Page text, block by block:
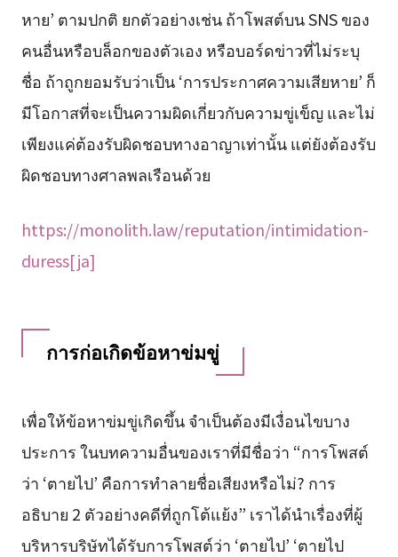
หาย’ ตามปกติ ยกตัวอย่างเช่น ถ้าโพสต์บน SNS ของ
คนอื่นหรือบล็อกของตัวเอง หรือบอร์ดข่าวที่ไม่ระบุ
ชื่อ ถ้าถูกยอมรับว่าเป็น ‘การประกาศความเสียหาย’ ก็
มีโอกาสที่จะเป็นความผิดเกี่ยวกับความขู่เข็ญ และไม่
เพียงแค่ต้องรับผิดชอบทางอาญาเท่านั้น แต่ยังต้องรับ
ผิดชอบทางศาลพลเรือนด้วย
https://monolith.law/reputation/intimidation-
duress[ja]
การก่อเกิดข้อหาข่มขู่
เพื่อให้ข้อหาข่มขู่เกิดขึ้น จำเป็นต้องมีเงื่อนไขบาง
ประการ ในบทความอื่นของเราที่มีชื่อว่า “การโพสต์
ว่า ‘ตายไป’ คือการทำลายชื่อเสียงหรือไม่? การ
อธิบาย 2 ตัวอย่างคดีที่ถูกโต้แย้ง” เราได้นำเรื่องที่ผู้
บริหารบริษัทได้รับการโพสต์ว่า ‘ตายไป’ ‘ตายไป